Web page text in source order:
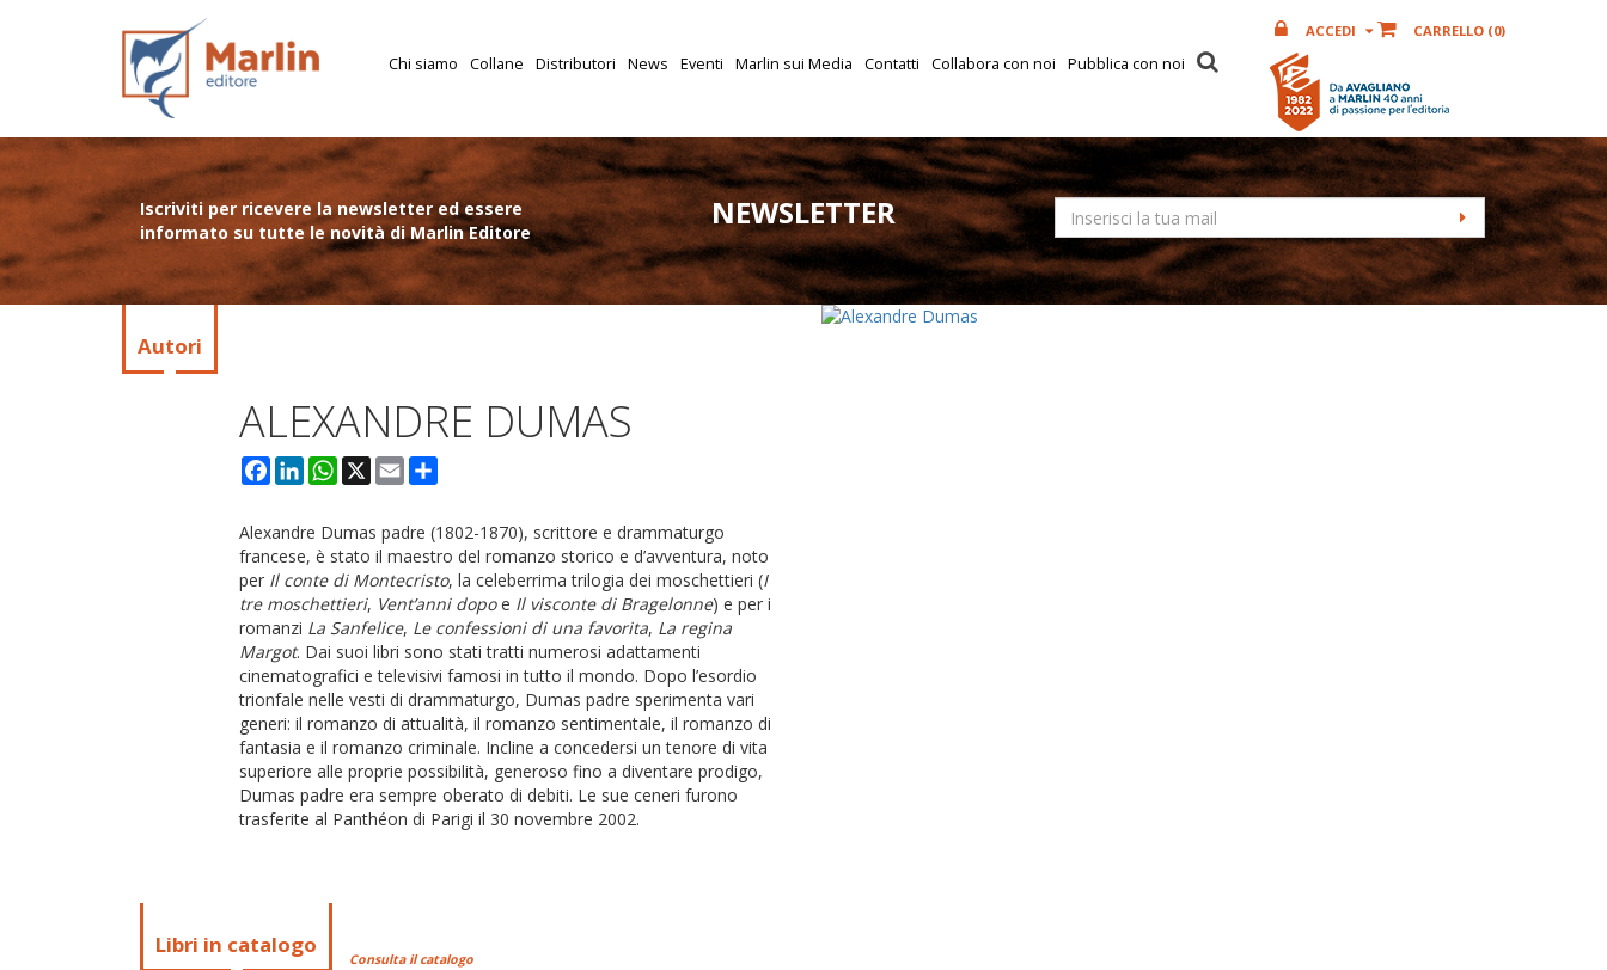
Chi siamo Collane Distributori News Eventi Marlin sui Media Contatti Collabora con noi Pubblica con noi
ACCEDI CARRELLO (0)
Iscriviti per ricevere la newsletter ed essere
informato su tutte le novità di Marlin Editore
NEWSLETTER
Autori
ALEXANDRE DUMAS
Facebook
LinkedInWhatsApp
X EmailCondividi
Alexandre Dumas padre (1802-1870), scrittore e drammaturgo
francese, è stato il maestro del romanzo storico e d’avventura, noto
per Il conte di Montecristo, la celeberrima trilogia dei moschettieri (I
tre moschettieri, Vent’anni dopoe Il visconte di Bragelonne) e per i
romanzi La Sanfelice, Le confessioni di una favorita, La regina
Margot. Dai suoi libri sono stati tratti numerosi adattamenti
cinematografici e televisivi famosi in tutto il mondo. Dopo l’esordio
trionfale nelle vesti di drammaturgo, Dumas padre sperimenta vari
generi: il romanzo di attualità, il romanzo sentimentale, il romanzo di
fantasia e il romanzo criminale. Incline a concedersi un tenore di vita
superiore alle proprie possibilità, generoso fino a diventare prodigo,
Dumas padre era sempre oberato di debiti. Le sue ceneri furono
trasferite al Panthéon di Parigi il 30 novembre 2002.
Libri in catalogo
Consulta il catalogo